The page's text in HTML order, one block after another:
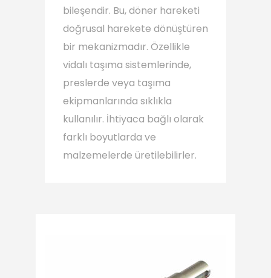
bileşendir. Bu, döner hareketi
doğrusal harekete dönüştüren
bir mekanizmadır. Özellikle
vidalı taşıma sistemlerinde,
preslerde veya taşıma
ekipmanlarında sıklıkla
kullanılır. İhtiyaca bağlı olarak
farklı boyutlarda ve
malzemelerde üretilebilirler.